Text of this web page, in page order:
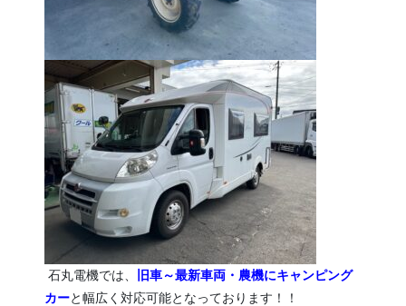
石丸電機では、
旧車～最新車両・農機にキャンピング
カーと幅広く対応可能となっております！！